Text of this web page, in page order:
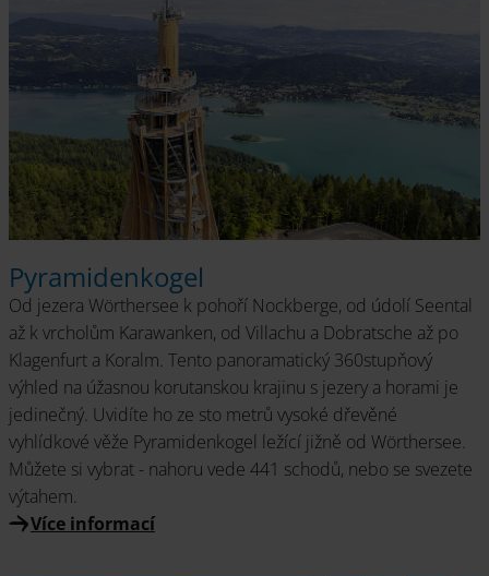
Pyramidenkogel
Od jezera Wörthersee k pohoří Nockberge, od údolí Seental
až k vrcholům Karawanken, od Villachu a Dobratsche až po
Klagenfurt a Koralm. Tento panoramatický 360stupňový
výhled na úžasnou korutanskou krajinu s jezery a horami je
jedinečný. Uvidíte ho ze sto metrů vysoké dřevěné
vyhlídkové věže Pyramidenkogel ležící jižně od Wörthersee.
Můžete si vybrat - nahoru vede 441 schodů, nebo se svezete
výtahem.
Více informací